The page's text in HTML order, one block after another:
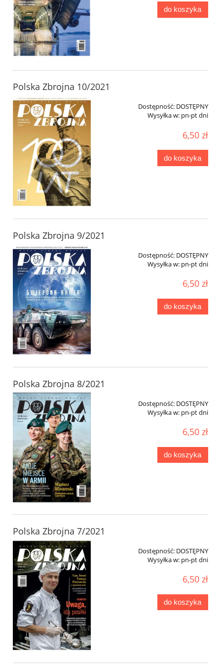
do koszyka
Polska Zbrojna 10/2021
Dostępność: DOSTĘPNY
Wysyłka w: pn-pt dni
6,50 zł
do koszyka
Polska Zbrojna 9/2021
Dostępność: DOSTĘPNY
Wysyłka w: pn-pt dni
6,50 zł
do koszyka
Polska Zbrojna 8/2021
Dostępność: DOSTĘPNY
Wysyłka w: pn-pt dni
6,50 zł
do koszyka
Polska Zbrojna 7/2021
Dostępność: DOSTĘPNY
Wysyłka w: pn-pt dni
6,50 zł
do koszyka